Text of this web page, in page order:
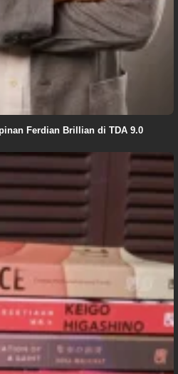
Ferdian Brillian di TDA 9.0